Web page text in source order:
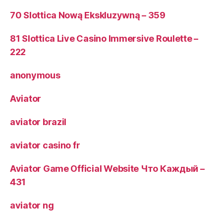
70 Slottica Nową Ekskluzywną – 359
81 Slottica Live Casino Immersive Roulette –
222
anonymous
Aviator
aviator brazil
aviator casino fr
Aviator Game Official Website Что Каждый –
431
aviator ng